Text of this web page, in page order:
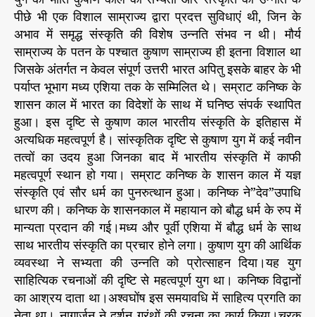
पीछे भी एक विशाल साम्राज्य द्वारा प्रदत्त सुविधाएं थी, जिन के
अभाव में समृद्ध संस्कृति की विशेष उन्नति संभव न थी। मौर्य
साम्राज्य के पतन के पश्चात कुषाण साम्राज्य ही इतना विशाल था
जिसके अंतर्गत न केवल संपूर्ण उत्तरी भारत अपितु इसके बाहर के भी
पर्याप्त भूभाग मध्य एशिया तक के सम्मिलित थे। सम्राट कनिष्क के
शासन काल में भारत का विदेशों के साथ में घनिष्ठ संपर्क स्थापित
हुआ। इस दृष्टि से कुषाण काल भारतीय संस्कृति के इतिहास में
अत्यधिक महत्वपूर्ण है। सांस्कृतिक दृष्टि से कुषाण युग में कई नवीन
तत्वों का उदय हुआ जिनका बाद में भारतीय संस्कृति में काफी
महत्वपूर्ण स्थान हो गया। सम्राट कनिष्क के शासन काल में यज्ञ
संस्कृति एवं सौर धर्म का पुनरुत्थान हुआ। कनिष्क ने”देव”उपाधि
धारण की। कनिष्क के शासनकाल में महायान को बौद्ध धर्म के रुप में
मान्यता प्रदान की गई।मध्य और पूर्वी एशिया में बौद्ध धर्म के साथ
साथ भारतीय संस्कृति का प्रचार होने लगा। कुषाण युग की आर्थिक
व्यवस्था ने सभ्यता की उन्नति को प्रोत्साहन दिया।यह युग
साहित्यिक रचनाओं की दृष्टि से महत्वपूर्ण युग था। कनिष्क विद्वानों
का आश्रय दाता था।अश्वघोंष इस समयावधि में साहित्य प्रगति का